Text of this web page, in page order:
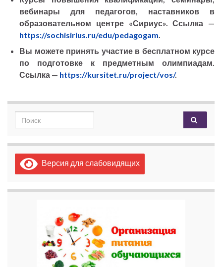
вебинары для педагогов, наставников в
образовательном центре «Сириус». Ссылка —
https://sochisirius.ru/edu/pedagogam.
Вы можете принять участие в бесплатном курсе
по подготовке к предметным олимпиадам.
Ссылка — https://kursitet.ru/project/vos/.
Search for:
Версия для слабовидящих